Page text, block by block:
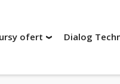
ofert Dialog